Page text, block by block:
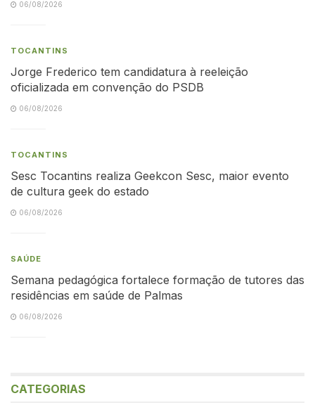
06/08/2026
TOCANTINS
Jorge Frederico tem candidatura à reeleição
oficializada em convenção do PSDB
06/08/2026
TOCANTINS
Sesc Tocantins realiza Geekcon Sesc, maior evento
de cultura geek do estado
06/08/2026
SAÚDE
Semana pedagógica fortalece formação de tutores das
residências em saúde de Palmas
06/08/2026
CATEGORIAS